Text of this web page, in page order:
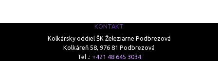
E-mail:
zpsport.kolky@mbox.zelpo.sk